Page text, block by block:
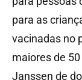
para as
vacinadas no
maiores de
Janssen de